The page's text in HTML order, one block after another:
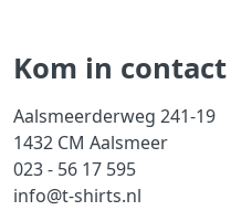
Kom in contact
Aalsmeerderweg 241-19
1432 CM Aalsmeer
023 - 56 17 595
info@t-shirts.nl